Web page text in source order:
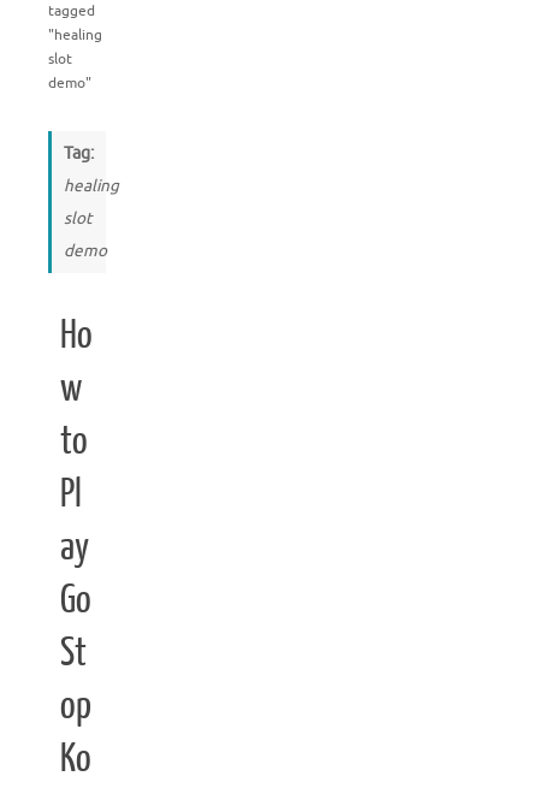
tagged
"healing
slot
demo"
Tag:
healing
slot
demo
Ho
w
to
Pl
ay
Go
St
op
Ko